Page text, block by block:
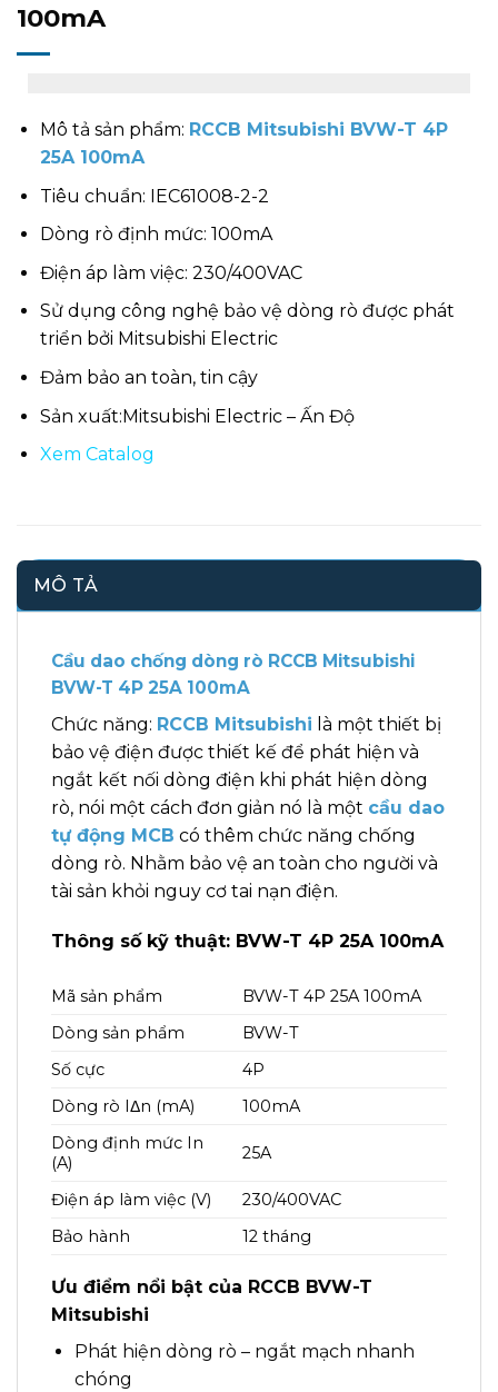
100mA
Mô tả sản phẩm: RCCB Mitsubishi BVW-T 4P
25A 100mA
Tiêu chuẩn: IEC61008-2-2
Dòng rò định mức: 100mA
Điện áp làm việc: 230/400VAC
Sử dụng công nghệ bảo vệ dòng rò được phát
triển bởi Mitsubishi Electric
Đảm bảo an toàn, tin cậy
Sản xuất:Mitsubishi Electric – Ấn Độ
Xem Catalog
MÔ TẢ
Cầu dao chống dòng rò RCCB Mitsubishi
BVW-T 4P 25A 100mA
Chức năng: RCCB Mitsubishi là một thiết bị
bảo vệ điện được thiết kế để phát hiện và
ngắt kết nối dòng điện khi phát hiện dòng
rò, nói một cách đơn giản nó là một cầu dao
tự động MCB có thêm chức năng chống
dòng rò. Nhằm bảo vệ an toàn cho người và
tài sản khỏi nguy cơ tai nạn điện.
Thông số kỹ thuật: BVW-T 4P 25A 100mA
Mã sản phẩm
BVW-T 4P 25A 100mA
Dòng sản phẩm
BVW-T
Số cực
4P
Dòng rò IΔn (mA)
100mA
Dòng định mức In
(A)
25A
Điện áp làm việc (V)
230/400VAC
Bảo hành
12 tháng
Ưu điểm nổi bật của RCCB BVW-T
Mitsubishi
Phát hiện dòng rò – ngắt mạch nhanh
chóng